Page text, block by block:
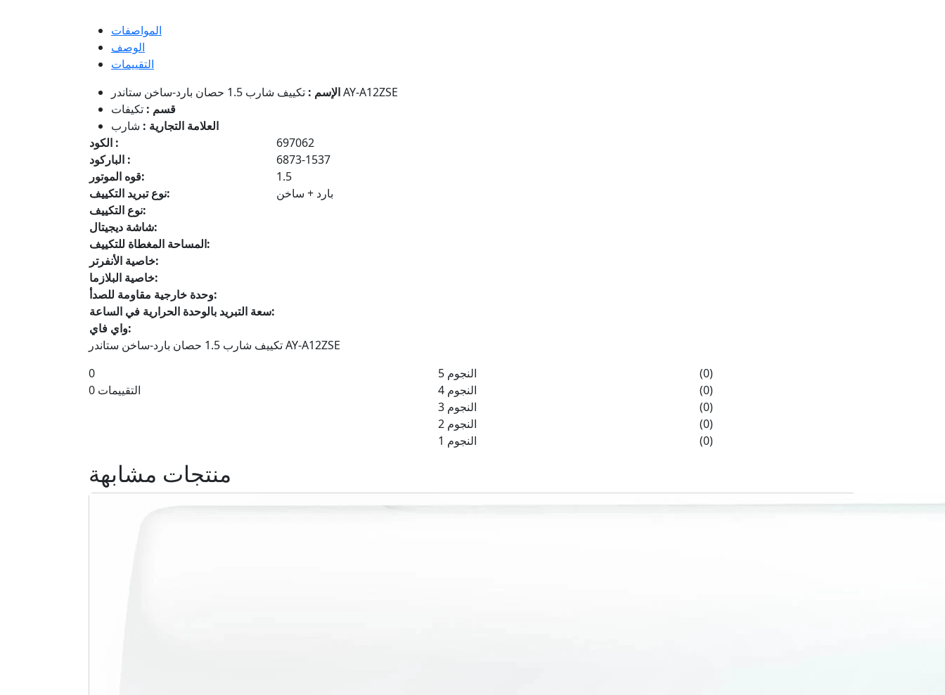
المواصفات
الوصف
التقييمات
الإسم :تكييف شارب 1.5 حصان بارد-ساخن ستاندر AY-A12ZSE
قسم : تكيفات
العلامة التجارية : شارب
الكود :
697062
الباركود :
6873-1537
قوه الموتور:
1.5
نوع تبريد التكييف:
بارد + ساخن
نوع التكييف:
شاشة ديجيتال:
المساحة المغطاة للتكييف:
خاصية الأنفرتر:
خاصية البلازما:
وحدة خارجية مقاومة للصدأ:
سعة التبريد بالوحدة الحرارية في الساعة:
واي فاي:
تكييف شارب 1.5 حصان بارد-ساخن ستاندر AY-A12ZSE
0
0 التقييمات
5 النجوم
4 النجوم
3 النجوم
2 النجوم
1 النجوم
(0)
(0)
(0)
(0)
(0)
منتجات مشابهة